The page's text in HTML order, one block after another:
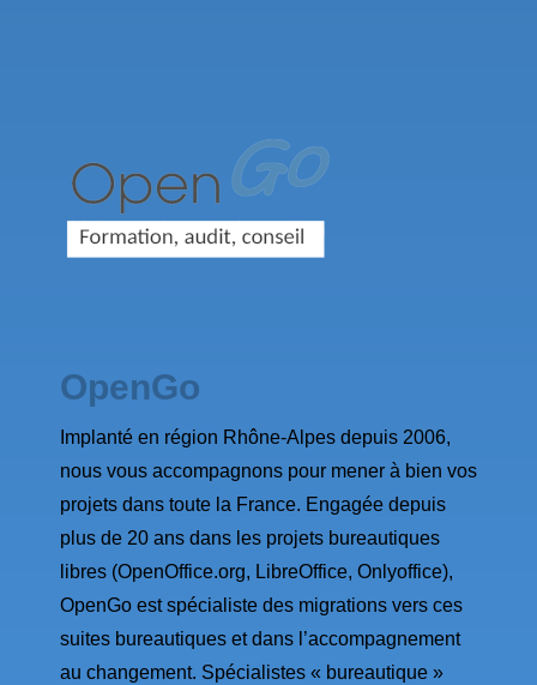
OpenGo
Implanté en région Rhône-Alpes depuis 2006,
nous vous accompagnons pour mener à bien vos
projets dans toute la France. Engagée depuis
plus de 20 ans dans les projets bureautiques
libres (OpenOffice.org, LibreOffice, Onlyoffice),
OpenGo est spécialiste des migrations vers ces
suites bureautiques et dans l’accompagnement
au changement. Spécialistes « bureautique »